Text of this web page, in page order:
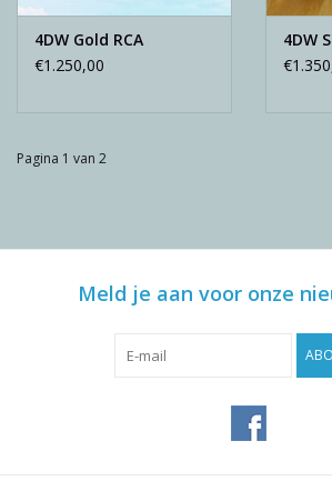
4DW Gold RCA
€1.250,00
4DW
Pagina 1 van 2
Meld je aan voor onze